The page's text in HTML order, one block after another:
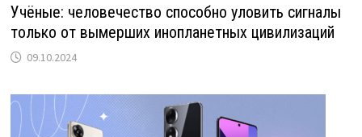
Учёные: человечество способно уловить сигналы
только от вымерших инопланетных цивилизаций
09.10.2024